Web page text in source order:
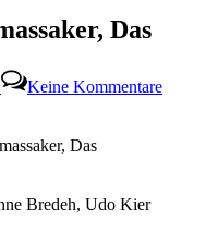
Das
Keine KommentareDeutsche
Das
Bredeh, Udo Kier